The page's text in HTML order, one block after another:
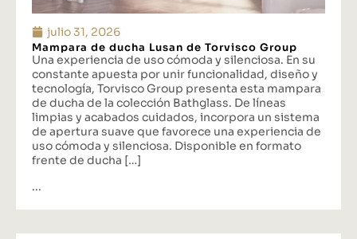
julio 31, 2026
Mampara de ducha Lusan de Torvisco Group
Una experiencia de uso cómoda y silenciosa. En su
constante apuesta por unir funcionalidad, diseño y
tecnología, Torvisco Group presenta esta mampara
de ducha de la colección Bathglass. De líneas
limpias y acabados cuidados, incorpora un sistema
de apertura suave que favorece una experiencia de
uso cómoda y silenciosa. Disponible en formato
frente de ducha […]
...